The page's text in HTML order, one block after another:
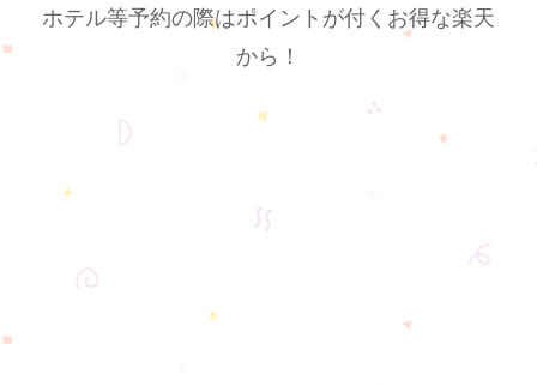
ホテル等予約の際はポイントが付くお得な楽天
から！